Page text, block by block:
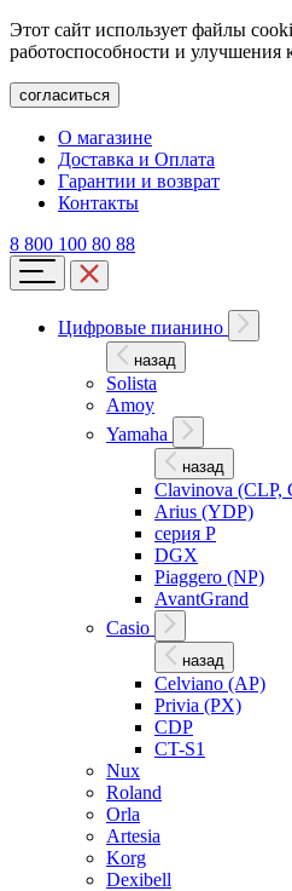
Этот сайт использует файлы
работоспособности и улучшения
согласиться
О магазине
Доставка и Оплата
Гарантии и возврат
Контакты
8 800 100 80 88
Цифровые пианино
назад
Solista
Amoy
Yamaha
назад
Clavinova (CLP,
Arius (YDP)
серия P
DGX
Piaggero (NP)
AvantGrand
Casio
назад
Celviano (AP)
Privia (PX)
CDP
CT-S1
Nux
Roland
Orla
Artesia
Korg
Dexibell